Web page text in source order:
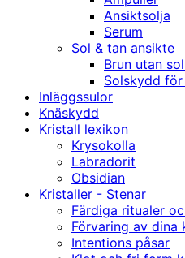
Ansiktsolja
Serum
Sol & tan ansikte
Brun utan
Solskydd
Inläggssulor
Knäskydd
Kristall lexikon
Krysokolla
Labradorit
Obsidian
Kristaller - Stenar
Färdiga ritualer
Förvaring av dina
Intentions påsar